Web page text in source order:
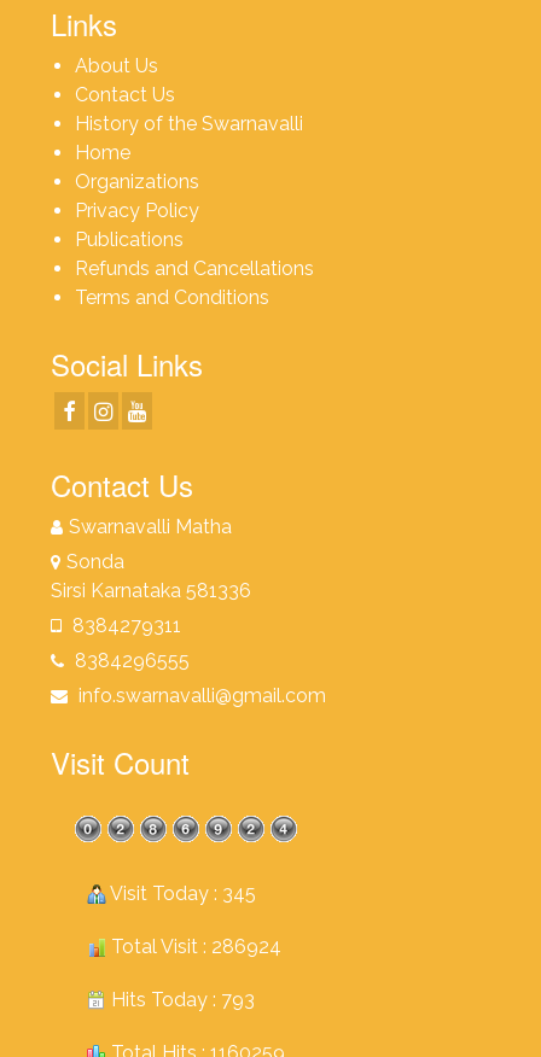
Links
About Us
Contact Us
History of the Swarnavalli
Home
Organizations
Privacy Policy
Publications
Refunds and Cancellations
Terms and Conditions
Social Links
Contact Us
Swarnavalli Matha
Sonda
Sirsi Karnataka 581336
8384279311
8384296555
info.swarnavalli@gmail.com
Visit Count
Visit Today : 345
Total Visit : 286924
Hits Today : 793
Total Hits : 1160259